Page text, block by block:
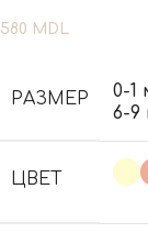
580 MDL
РАЗМЕР 0-1
6-9
ЦВЕТ